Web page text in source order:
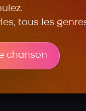
tous les
chanson